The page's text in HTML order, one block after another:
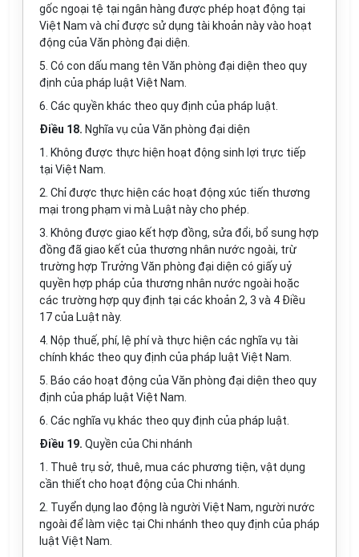
gốc ngoại tệ tại ngân hàng được phép hoạt động tại
Việt Nam và chỉ được sử dụng tài khoản này vào hoạt
động của Văn phòng đại diện.
5. Có con dấu mang tên Văn phòng đại diện theo quy
định của pháp luật Việt Nam.
6. Các quyền khác theo quy định của pháp luật.
Điều 18. Nghĩa vụ của Văn phòng đại diện
1. Không được thực hiện hoạt động sinh lợi trực tiếp
tại Việt Nam.
2. Chỉ được thực hiện các hoạt động xúc tiến thương
mại trong phạm vi mà Luật này cho phép.
3. Không được giao kết hợp đồng, sửa đổi, bổ sung hợp
đồng đã giao kết của thương nhân nước ngoài, trừ
trường hợp Trưởng Văn phòng đại diện có giấy uỷ
quyền hợp pháp của thương nhân nước ngoài hoặc
các trường hợp quy định tại các khoản 2, 3 và 4 Điều
17 của Luật này.
4. Nộp thuế, phí, lệ phí và thực hiện các nghĩa vụ tài
chính khác theo quy định của pháp luật Việt Nam.
5. Báo cáo hoạt động của Văn phòng đại diện theo quy
định của pháp luật Việt Nam.
6. Các nghĩa vụ khác theo quy định của pháp luật.
Điều 19. Quyền của Chi nhánh
1. Thuê trụ sở, thuê, mua các phương tiện, vật dụng
cần thiết cho hoạt động của Chi nhánh.
2. Tuyển dụng lao động là người Việt Nam, người nước
ngoài để làm việc tại Chi nhánh theo quy định của pháp
luật Việt Nam.